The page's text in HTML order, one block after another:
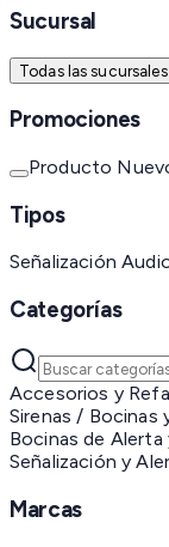
Sucursal
Todas las sucursales
Promociones
Producto
Tipos
Señalización
Categorías
Accesorios y
Sirenas / Bocinas
Bocinas de
Señalización y
Marcas